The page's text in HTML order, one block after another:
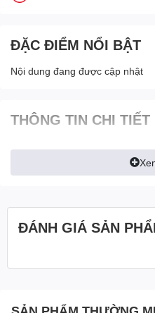
ĐẶC ĐIỂM NỔI BẬT
Nội dung đang được cập nhật
THÔNG TIN CHI TIẾT
ĐÁNH GIÁ SẢN
SẢN PHẨM THƯỜNG